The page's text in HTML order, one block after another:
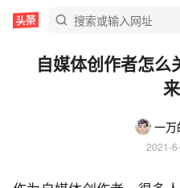
自媒体创作者怎么
一万
2021-